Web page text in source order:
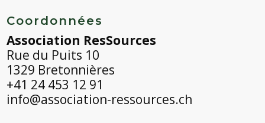
Coordonnées
Association ResSources
Rue du Puits 10
1329 Bretonnières
+41 24 453 12 91
info@association-ressources.ch